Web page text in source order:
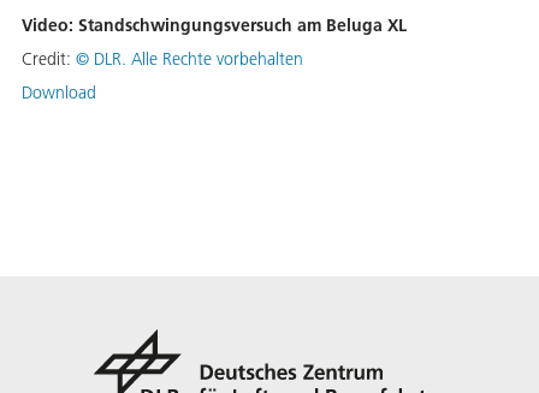
Video: Standschwingungsversuch am Beluga XL
Credit: © DLR. Alle Rechte vorbehalten
Download